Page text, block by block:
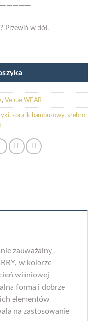
Przewiń w dół.
, Venue WEAR
, koralik bambusowy, srebro
zauważalny
w kolorze
wiśniowej
forma i dobrze
elementów
na zastosowanie